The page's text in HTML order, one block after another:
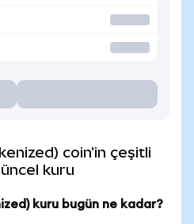
coin'in çeşitli
kuru
kuru bugün ne kadar?